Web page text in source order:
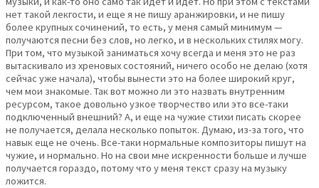
нет такой лекгости, и еще я не пишу аранжировки, и не пишу
более крупных сочинений, то есть, у меня самый минимум —
получаются песни без слов, но легко, и в нескольких стилях могу.
При том, что музыкой заниматься хочу всегда и меня это не раз
вытаскивало из хреновых состояний, ничего особо не делаю (хотя
сейчас уже начала), чтобы вынести это на более широкий круг,
чем мои знакомые. Так вот можно ли это назвать внутренним
ресурсом, такое довольно узкое творчество или это все-таки
подключенный внешний? А, и еще на чужие стихи писать скорее
не получается, делала несколько попыток. Думаю, из-за того, что
навык еще не очень. Все-таки нормальные композиторы пишут на
чужие, и нормально. Но на свои мне искренности больше и лучше
получается гораздо, потому что у меня текст сразу на музыку
ложится.